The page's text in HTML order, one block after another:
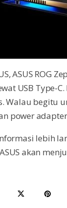
ASUS ROG
USB Type-
Walau begitu
power
lebih
akan